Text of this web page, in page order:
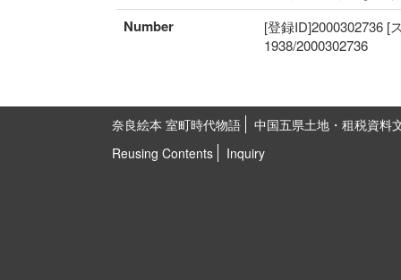
Number
[登録ID]2000302736 [
1938/2000302736
奈良絵本 室町時代物語
中国五県土地・租税資料
Reusing Contents
Inquiry